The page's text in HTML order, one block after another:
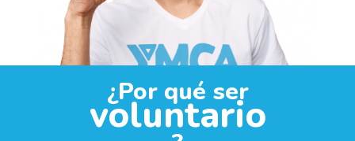
¿Por qué ser
voluntario